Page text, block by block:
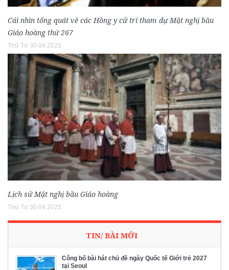
Cái nhìn tổng quát về các Hồng y cử tri tham dự Mật nghị bầu
Giáo hoàng thứ 267
Thứ Tư 30.04.2025
Lịch sử Mật nghị bầu Giáo hoàng
Thứ Tư 30.04.2025
TIN/ BÀI MỚI
Công bố bài hát chủ đề ngày Quốc tế Giới trẻ 2027
tại Seoul